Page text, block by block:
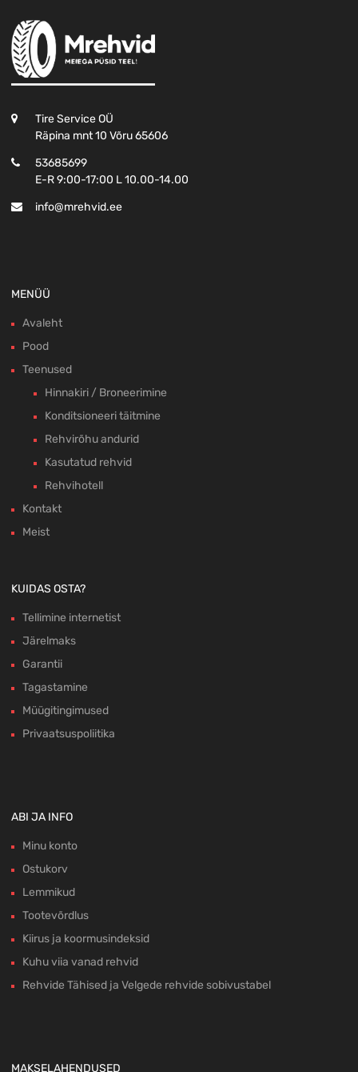
Tire Service OÜ
Räpina mnt 10 Võru 65606
53685699
E-R 9:00-17:00 L 10.00-14.00
info@mrehvid.ee
MENÜÜ
Avaleht
Pood
Teenused
Hinnakiri / Broneerimine
Konditsioneeri täitmine
Rehvirõhu andurid
Kasutatud rehvid
Rehvihotell
Kontakt
Meist
KUIDAS OSTA?
Tellimine internetist
Järelmaks
Garantii
Tagastamine
Müügitingimused
Privaatsuspoliitika
ABI JA INFO
Minu konto
Ostukorv
Lemmikud
Tootevõrdlus
Kiirus ja koormusindeksid
Kuhu viia vanad rehvid
Rehvide Tähised ja Velgede rehvide sobivustabel
MAKSELAHENDUSED